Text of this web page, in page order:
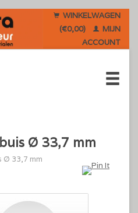
WINKELWAGEN
(€0,00)
MIJN
ACCOUNT
Ø 33,7 mm
Ø 33,7 mm